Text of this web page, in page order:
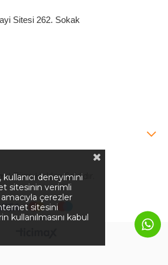
Sitesi 262. Sokak
| Tüm Hakları Saklıdır.
deneyimini
sitesinin verimli
amacıyla çerezler
sitesini
kullanılmasını kabul